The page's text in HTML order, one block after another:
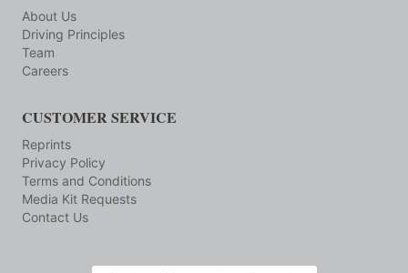
About Us
Driving Principles
Team
Careers
CUSTOMER SERVICE
Reprints
Privacy Policy
Terms and Conditions
Media Kit Requests
Contact Us